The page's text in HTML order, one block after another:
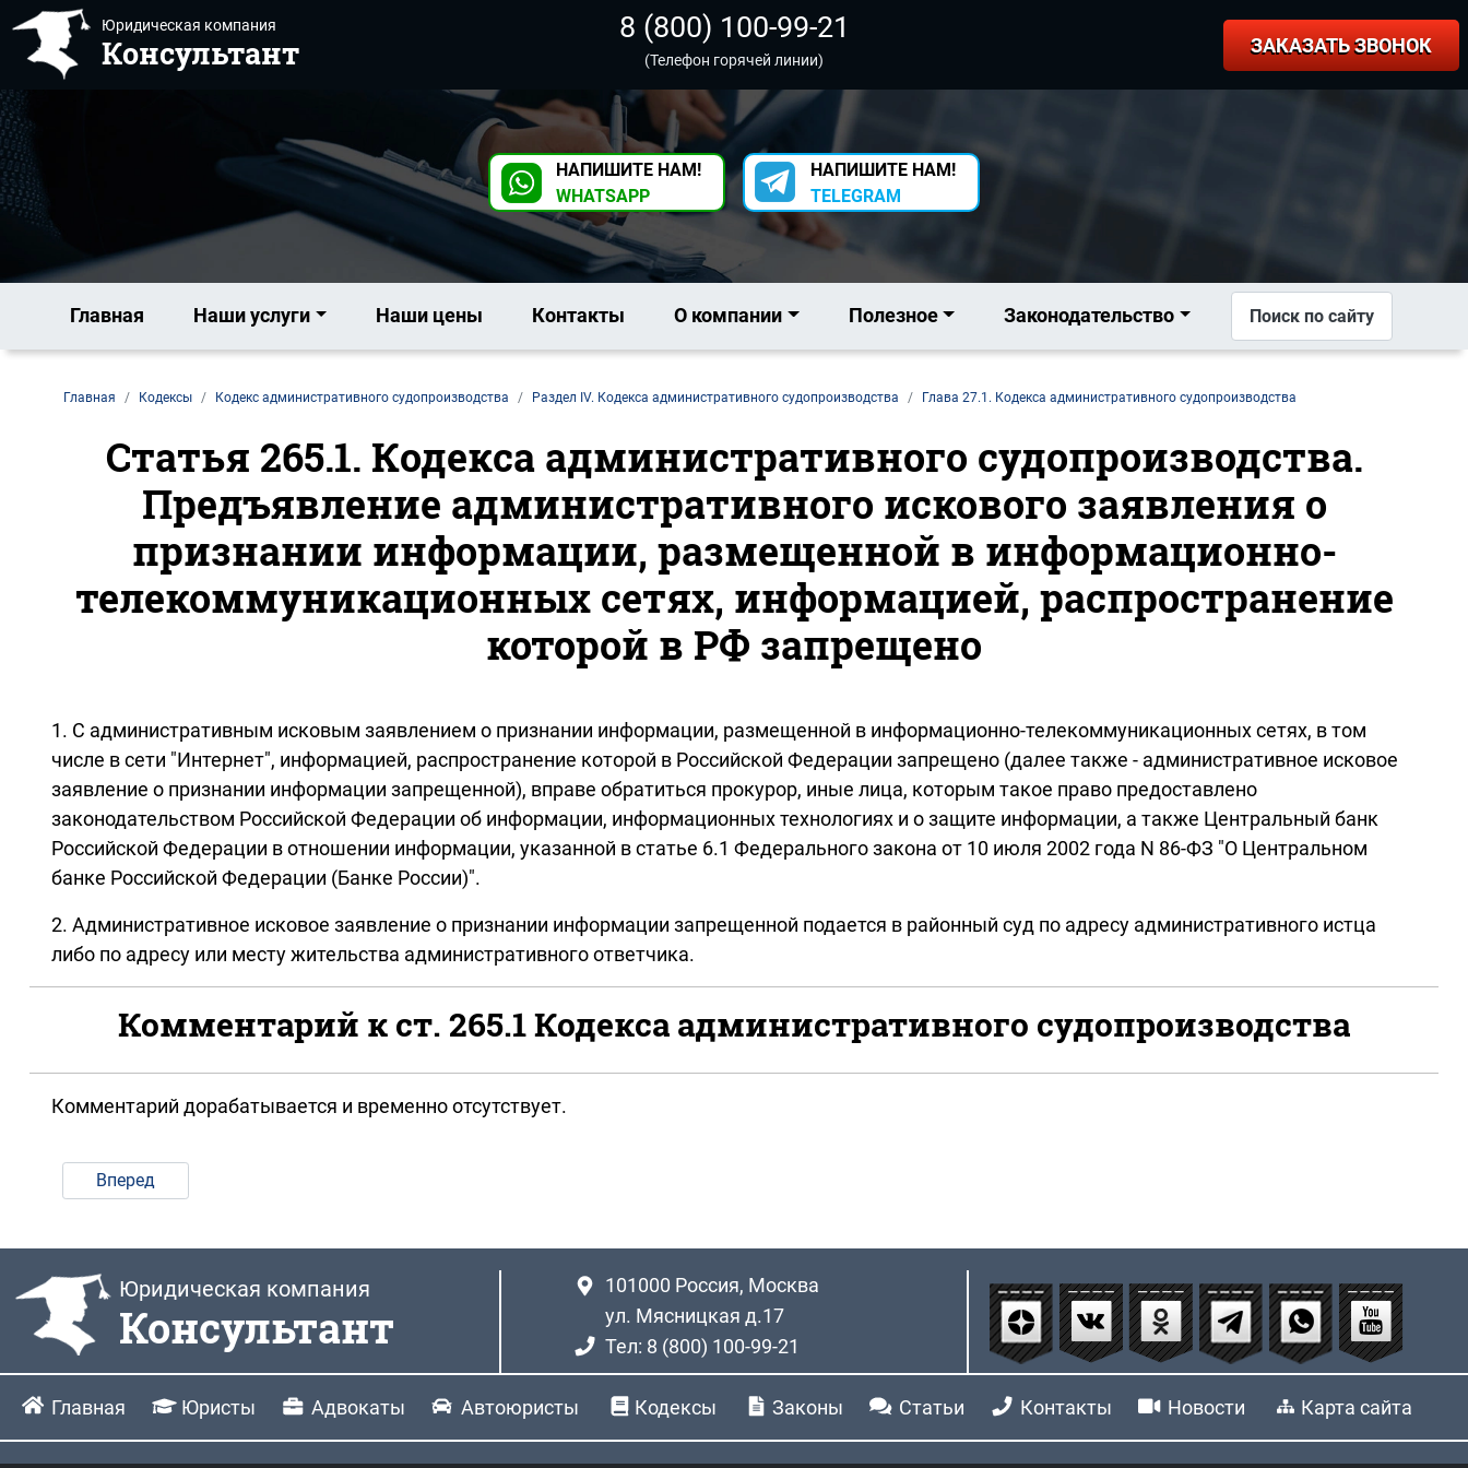
Юридическая компания
Консультант
8 (800) 100-99-21
(Телефон горячей линии)
ЗАКАЗАТЬ ЗВОНОК
НАПИШИТЕ НАМ!
WHATSAPP
НАПИШИТЕ НАМ!
TELEGRAM
Главная Наши услуги Наши цены Контакты О компании Полезное Законодательство Поиск по сайту
Главная Кодексы Кодекс административного судопроизводства Раздел IV. Кодекса административного судопроизводства Глава 27.1. Кодекса административного судопроизводства
Статья 265.1. Кодекса административного судопроизводства.
Предъявление административного искового заявления о
признании информации, размещенной в информационно-
телекоммуникационных сетях, информацией, распространение
которой в РФ запрещено
1. С административным исковым заявлением о признании информации, размещенной в информационно-телекоммуникационных сетях, в том
числе в сети "Интернет", информацией, распространение которой в Российской Федерации запрещено (далее также - административное исковое
заявление о признании информации запрещенной), вправе обратиться прокурор, иные лица, которым такое право предоставлено
законодательством Российской Федерации об информации, информационных технологиях и о защите информации, а также Центральный банк
Российской Федерации в отношении информации, указанной в статье 6.1 Федерального закона от 10 июля 2002 года N 86-ФЗ "О Центральном
банке Российской Федерации (Банке России)".
2. Административное исковое заявление о признании информации запрещенной подается в районный суд по адресу административного истца
либо по адресу или месту жительства административного ответчика.
Комментарий к ст. 265.1 Кодекса административного судопроизводства
Комментарий дорабатывается и временно отсутствует.
Вперед
Юридическая компания
Консультант
101000 Россия, Москва
ул. Мясницкая д.17
Тел: 8 (800) 100-99-21
Главная Юристы Адвокаты Автоюристы Кодексы Законы Статьи Контакты Новости Карта сайта